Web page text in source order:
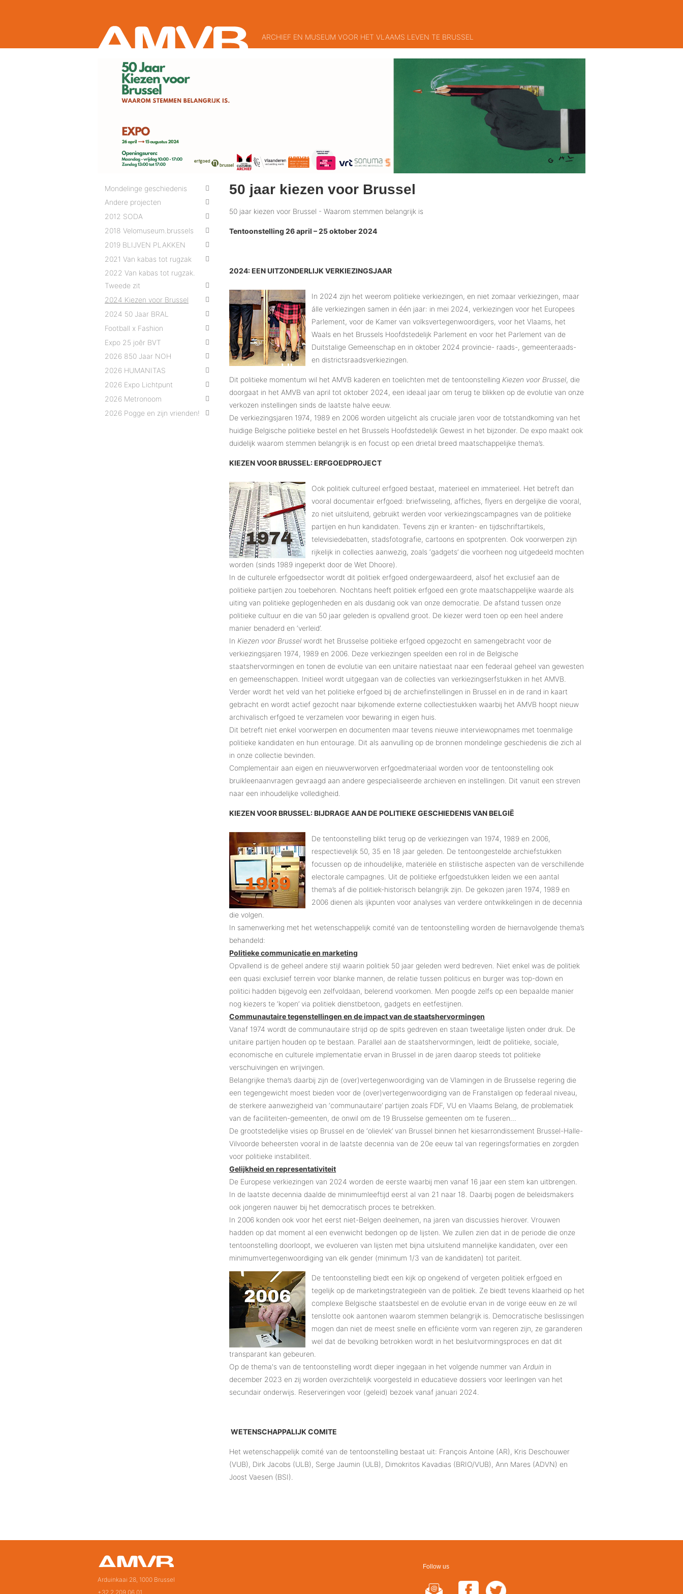
ARCHIEF EN MUSEUM VOOR HET VLAAMS LEVEN TE BRUSSEL
Mondelinge geschiedenis
Andere projecten
2012 SODA
2018 Velomuseum.brussels
2019 BLIJVEN PLAKKEN
2021 Van kabas tot rugzak
2022 Van kabas tot rugzak.
Tweede zit
2024 Kiezen voor Brussel
2024 50 Jaar BRAL
Football x Fashion
Expo 25 joêr BVT
2026 850 Jaar NOH
2026 HUMANITAS
2026 Expo Lichtpunt
2026 Metronoom
2026 Pogge en zijn vrienden!
50 jaar kiezen voor Brussel
50 jaar kiezen voor Brussel - Waarom stemmen belangrijk is
Tentoonstelling 26 april – 25 oktober 2024
2024: EEN UITZONDERLIJK VERKIEZINGSJAAR
In 2024 zijn het weerom politieke verkiezingen, en niet zomaar verkiezingen, maar
álle verkiezingen samen in één jaar: in mei 2024, verkiezingen voor het Europees
Parlement, voor de Kamer van volksvertegenwoordigers, voor het Vlaams, het
Waals en het Brussels Hoofdstedelijk Parlement en voor het Parlement van de
Duitstalige Gemeenschap en in oktober 2024 provincie- raads-, gemeenteraads-
en districtsraadsverkiezingen.
Dit politieke momentum wil het AMVB kaderen en toelichten met de tentoonstelling Kiezen voor Brussel, die
doorgaat in het AMVB van april tot oktober 2024, een ideaal jaar om terug te blikken op de evolutie van onze
verkozen instellingen sinds de laatste halve eeuw.
De verkiezingsjaren 1974, 1989 en 2006 worden uitgelicht als cruciale jaren voor de totstandkoming van het
huidige Belgische politieke bestel en het Brussels Hoofdstedelijk Gewest in het bijzonder. De expo maakt ook
duidelijk waarom stemmen belangrijk is en focust op een drietal breed maatschappelijke thema’s.
KIEZEN VOOR BRUSSEL: ERFGOEDPROJECT
Ook politiek cultureel erfgoed bestaat, materieel en immaterieel. Het betreft dan
vooral documentair erfgoed: briefwisseling, affiches, flyers en dergelijke die vooral,
zo niet uitsluitend, gebruikt werden voor verkiezingscampagnes van de politieke
partijen en hun kandidaten. Tevens zijn er kranten- en tijdschriftartikels,
televisiedebatten, stadsfotografie, cartoons en spotprenten. Ook voorwerpen zijn
rijkelijk in collecties aanwezig, zoals ‘gadgets’ die voorheen nog uitgedeeld mochten
worden (sinds 1989 ingeperkt door de Wet Dhoore).
In de culturele erfgoedsector wordt dit politiek erfgoed ondergewaardeerd, alsof het exclusief aan de
politieke partijen zou toebehoren. Nochtans heeft politiek erfgoed een grote maatschappelijke waarde als
uiting van politieke geplogenheden en als dusdanig ook van onze democratie. De afstand tussen onze
politieke cultuur en die van 50 jaar geleden is opvallend groot. De kiezer werd toen op een heel andere
manier benaderd en ‘verleid’.
In Kiezen voor Brussel wordt het Brusselse politieke erfgoed opgezocht en samengebracht voor de
verkiezingsjaren 1974, 1989 en 2006. Deze verkiezingen speelden een rol in de Belgische
staatshervormingen en tonen de evolutie van een unitaire natiestaat naar een federaal geheel van gewesten
en gemeenschappen. Initieel wordt uitgegaan van de collecties van verkiezingserfstukken in het AMVB.
Verder wordt het veld van het politieke erfgoed bij de archiefinstellingen in Brussel en in de rand in kaart
gebracht en wordt actief gezocht naar bijkomende externe collectiestukken waarbij het AMVB hoopt nieuw
archivalisch erfgoed te verzamelen voor bewaring in eigen huis.
Dit betreft niet enkel voorwerpen en documenten maar tevens nieuwe interviewopnames met toenmalige
politieke kandidaten en hun entourage. Dit als aanvulling op de bronnen mondelinge geschiedenis die zich al
in onze collectie bevinden.
Complementair aan eigen en nieuwverworven erfgoedmateriaal worden voor de tentoonstelling ook
bruikleenaanvragen gevraagd aan andere gespecialiseerde archieven en instellingen. Dit vanuit een streven
naar een inhoudelijke volledigheid.
KIEZEN VOOR BRUSSEL: BIJDRAGE AAN DE POLITIEKE GESCHIEDENIS VAN BELGIË
De tentoonstelling blikt terug op de verkiezingen van 1974, 1989 en 2006,
respectievelijk 50, 35 en 18 jaar geleden. De tentoongestelde archiefstukken
focussen op de inhoudelijke, materiële en stilistische aspecten van de verschillende
electorale campagnes. Uit de politieke erfgoedstukken leiden we een aantal
thema’s af die politiek-historisch belangrijk zijn. De gekozen jaren 1974, 1989 en
2006 dienen als ijkpunten voor analyses van verdere ontwikkelingen in de decennia
die volgen.
In samenwerking met het wetenschappelijk comité van de tentoonstelling worden de hiernavolgende thema’s
behandeld:
Politieke communicatie en marketing
Opvallend is de geheel andere stijl waarin politiek 50 jaar geleden werd bedreven. Niet enkel was de politiek
een quasi exclusief terrein voor blanke mannen, de relatie tussen politicus en burger was top-down en
politici hadden bijgevolg een zelfvoldaan, belerend voorkomen. Men poogde zelfs op een bepaalde manier
nog kiezers te ‘kopen’ via politiek dienstbetoon, gadgets en eetfestijnen.
Communautaire tegenstellingen en de impact van de staatshervormingen
Vanaf 1974 wordt de communautaire strijd op de spits gedreven en staan tweetalige lijsten onder druk. De
unitaire partijen houden op te bestaan. Parallel aan de staatshervormingen, leidt de politieke, sociale,
economische en culturele implementatie ervan in Brussel in de jaren daarop steeds tot politieke
verschuivingen en wrijvingen.
Belangrijke thema’s daarbij zijn de (over)vertegenwoordiging van de Vlamingen in de Brusselse regering die
een tegengewicht moest bieden voor de (over)vertegenwoordiging van de Franstaligen op federaal niveau,
de sterkere aanwezigheid van ‘communautaire’ partijen zoals FDF, VU en Vlaams Belang, de problematiek
van de faciliteiten-gemeenten, de onwil om de 19 Brusselse gemeenten om te fuseren...
De grootstedelijke visies op Brussel en de ‘olievlek’ van Brussel binnen het kiesarrondissement Brussel-Halle-
Vilvoorde beheersten vooral in de laatste decennia van de 20e eeuw tal van regeringsformaties en zorgden
voor politieke instabiliteit.
Gelijkheid en representativiteit
De Europese verkiezingen van 2024 worden de eerste waarbij men vanaf 16 jaar een stem kan uitbrengen.
In de laatste decennia daalde de minimumleeftijd eerst al van 21 naar 18. Daarbij pogen de beleidsmakers
ook jongeren nauwer bij het democratisch proces te betrekken.
In 2006 konden ook voor het eerst niet-Belgen deelnemen, na jaren van discussies hierover. Vrouwen
hadden op dat moment al een evenwicht bedongen op de lijsten. We zullen zien dat in de periode die onze
tentoonstelling doorloopt, we evolueren van lijsten met bijna uitsluitend mannelijke kandidaten, over een
minimumvertegenwoordiging van elk gender (minimum 1/3 van de kandidaten) tot pariteit.
De tentoonstelling biedt een kijk op ongekend of vergeten politiek erfgoed en
tegelijk op de marketingstrategieën van de politiek. Ze biedt tevens klaarheid op het
complexe Belgische staatsbestel en de evolutie ervan in de vorige eeuw en ze wil
tenslotte ook aantonen waarom stemmen belangrijk is. Democratische beslissingen
mogen dan niet de meest snelle en efficiënte vorm van regeren zijn, ze garanderen
wel dat de bevolking betrokken wordt in het besluitvormingsproces en dat dit
transparant kan gebeuren.
Op de thema's van de tentoonstelling wordt dieper ingegaan in het volgende nummer vanArduin in
december 2023 en zij worden overzichtelijk voorgesteld in educatieve dossiers voor leerlingen van het
secundair onderwijs. Reserveringen voor (geleid) bezoek vanaf januari 2024.
WETENSCHAPPALIJK COMITE
Het wetenschappelijk comité van de tentoonstelling bestaat uit: François Antoine (AR), Kris Deschouwer
(VUB), Dirk Jacobs (ULB), Serge Jaumin (ULB), Dimokritos Kavadias (BRIO/VUB), Ann Mares (ADVN) en
Joost Vaesen (BSI).
Arduinkaai 28, 1000 Brussel
+32 2 209 06 01
Follow us